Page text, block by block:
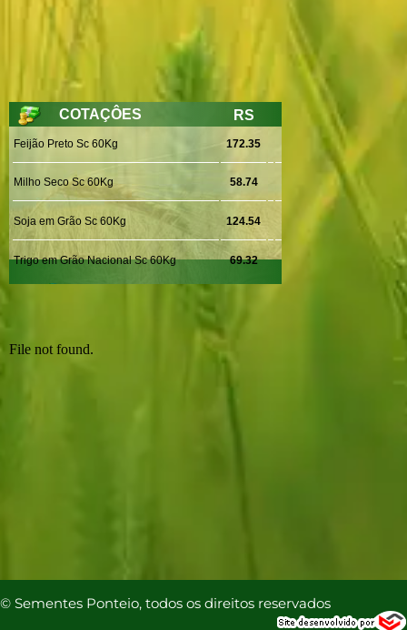
© Sementes Ponteio, todos os direitos reservados